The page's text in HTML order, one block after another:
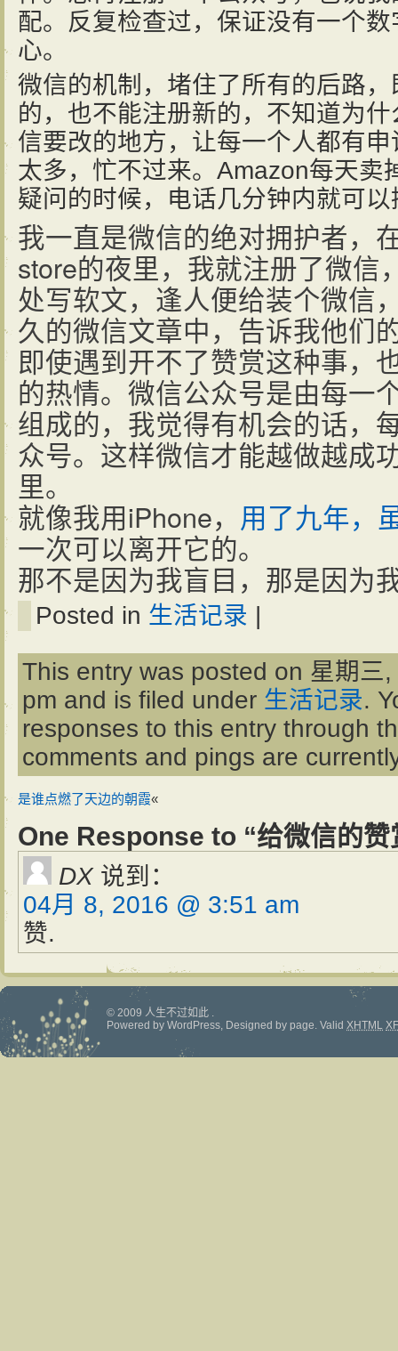
配。反复检查过，保证没有一个
心。
微信的机制，堵住了所有的后路
的，也不能注册新的，不知道为
信要改的地方，让每一个人都有
太多，忙不过来。Amazon每天卖
疑问的时候，电话几分钟内就可
我一直是微信的绝对拥护者，
store的夜里，我就注册了微信
处写软文，逢人便给装个微信
久的微信文章中，告诉我他们
即使遇到开不了赞赏这种事，
的热情。微信公众号是由每一
组成的，我觉得有机会的话，
众号。这样微信才能越做越成
里。
就像我用iPhone， 用了九年，
一次可以离开它的。
那不是因为我盲目，那是因为
Posted in 生活记录 |
This entry was posted on 星期三
pm and is filed under 生活记录.
responses to this entry through
comments and pings are
是谁点燃了天边的朝霞«
One Response to “给微信的赞
DX 说到：
04月 8, 2016 @ 3:51 am
赞.
© 2009 人生不过如此 .
Powered by WordPress, Designed by page. Valid XHTML